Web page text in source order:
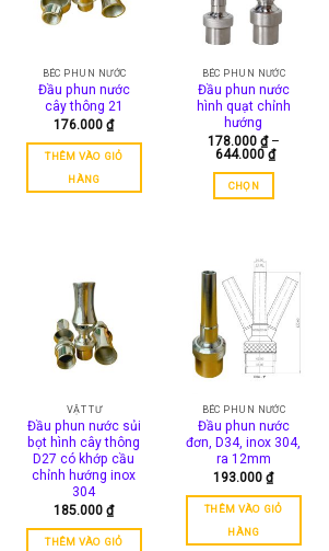
BÉC PHUN NƯỚC
Đầu phun nước
cây thông 21
176.000₫
THÊM VÀO GIỎ
HÀNG
BÉC PHUN NƯỚC
Đầu phun nước
hình quạt chỉnh
hướng
178.000 ₫ –
644.000 ₫Khoảng
CHỌN
có
nhiều
biến
thể.
Các
tùy
có
thể
được
chọn
trên
sản
VẬT TƯ
Đầu phun nước sủi
bọt hình cây thông
D27 có khớp cầu
chỉnh hướng inox
304
185.000₫
THÊM VÀO GIỎ
BÉC PHUN NƯỚC
Đầu phun nước
đơn, D34, inox 304,
ra 12mm
193.000₫
THÊM VÀO GIỎ
HÀNG